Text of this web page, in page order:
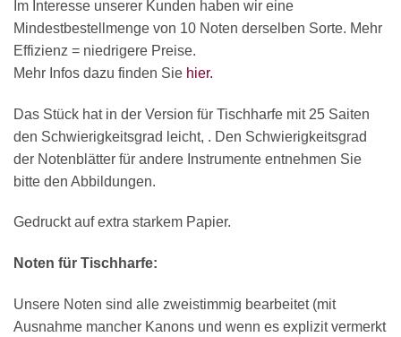
Im Interesse unserer Kunden haben wir eine
Mindestbestellmenge von 10 Noten derselben Sorte. Mehr
Effizienz = niedrigere Preise.
Mehr Infos dazu finden Sie hier.
Das Stück hat in der Version für Tischharfe mit 25 Saiten
den Schwierigkeitsgrad leicht, . Den Schwierigkeitsgrad
der Notenblätter für andere Instrumente entnehmen Sie
bitte den Abbildungen.
Gedruckt auf extra starkem Papier.
Noten für Tischharfe:
Unsere Noten sind alle zweistimmig bearbeitet (mit
Ausnahme mancher Kanons und wenn es explizit vermerkt
Chat Support ×